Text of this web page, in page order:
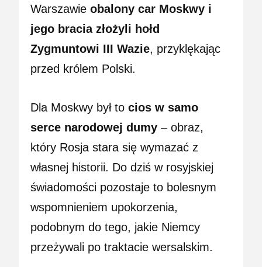
Warszawieobalony car Moskwy i
jego bracia złożyli hołd
Zygmuntowi III Wazie, przyklękając
przed królem Polski.
Dla Moskwy był tocios w samo
serce narodowej dumy – obraz,
który Rosja stara się wymazać z
własnej historii. Do dziś w rosyjskiej
świadomości pozostaje to bolesnym
wspomnieniem upokorzenia,
podobnym do tego, jakie Niemcy
przeżywali po traktacie wersalskim.